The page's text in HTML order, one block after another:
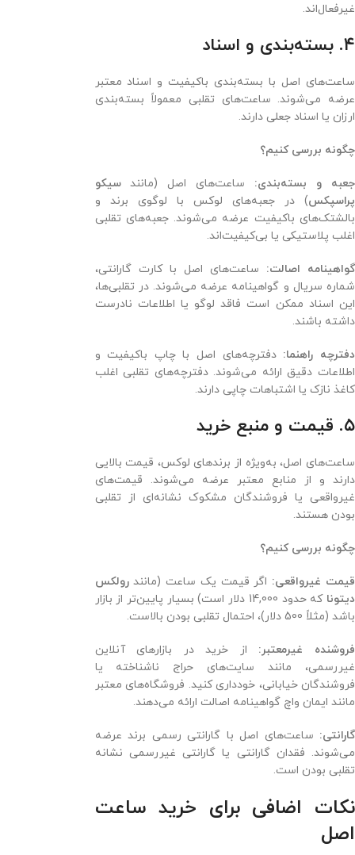
غیرفعال‌اند.
۴. بسته‌بندی و اسناد
ساعت‌های اصل با بسته‌بندی باکیفیت و اسناد معتبر
عرضه می‌شوند. ساعت‌های تقلبی معمولاً بسته‌بندی
ارزان یا اسناد جعلی دارند.
چگونه بررسی کنیم؟
جعبه و بسته‌بندی: ساعت‌های اصل (مانندسیکو
پراسپکس) در جعبه‌های لوکس با لوگوی برند و
بالشتک‌های باکیفیت عرضه می‌شوند. جعبه‌های تقلبی
اغلب پلاستیکی یا بی‌کیفیت‌اند.
گواهینامه اصالت: ساعت‌های اصل با کارت گارانتی،
شماره سریال و گواهینامه عرضه می‌شوند. در تقلبی‌ها،
این اسناد ممکن است فاقد لوگو یا اطلاعات نادرست
داشته باشند.
دفترچه راهنما: دفترچه‌های اصل با چاپ باکیفیت و
اطلاعات دقیق ارائه می‌شوند. دفترچه‌های تقلبی اغلب
کاغذ نازک یا اشتباهات چاپی دارند.
۵. قیمت و منبع خرید
ساعت‌های اصل، به‌ویژه از برندهای لوکس، قیمت بالایی
دارند و از منابع معتبر عرضه می‌شوند. قیمت‌های
غیرواقعی یا فروشندگان مشکوک نشانه‌ای از تقلبی
بودن هستند.
چگونه بررسی کنیم؟
قیمت غیرواقعی: اگر قیمت یک ساعت (مانندرولکس
دیتونا
که حدود 14,000 دلار است) بسیار پایین‌تر از بازار
باشد (مثلاً 500 دلار)، احتمال تقلبی بودن بالاست.
فروشنده غیرمعتبر: از خرید در بازارهای آنلاین
غیررسمی، مانند سایت‌های حراج ناشناخته یا
فروشندگان خیابانی، خودداری کنید. فروشگاه‌های معتبر
مانند ایمان واچ گواهینامه اصالت ارائه می‌دهند.
گارانتی: ساعت‌های اصل با گارانتی رسمی برند عرضه
می‌شوند. فقدان گارانتی یا گارانتی غیررسمی نشانه
تقلبی بودن است.
نکات اضافی برای خرید ساعت
اصل